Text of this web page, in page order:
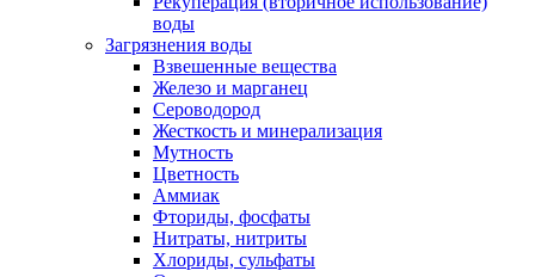
воды
Загрязнения воды
Взвешенные вещества
Железо и марганец
Сероводород
Жесткость и минерализация
Мутность
Цветность
Аммиак
Фториды, фосфаты
Нитраты, нитриты
Хлориды, сульфаты